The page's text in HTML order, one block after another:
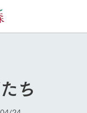
見られている情報
ち